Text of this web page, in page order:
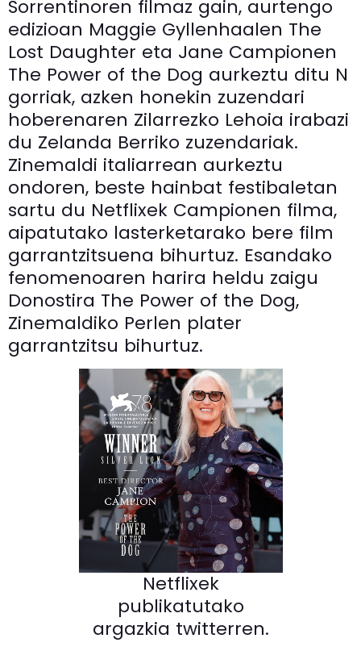
Sorrentinoren filmaz gain, aurtengo
edizioan Maggie Gyllenhaalen The
Lost Daughter eta Jane Campionen
The Power of the Dog aurkeztu ditu N
gorriak, azken honekin zuzendari
hoberenaren Zilarrezko Lehoia irabazi
du Zelanda Berriko zuzendariak.
Zinemaldi italiarrean aurkeztu
ondoren, beste hainbat festibaletan
sartu du Netflixek Campionen filma,
aipatutako lasterketarako bere film
garrantzitsuena bihurtuz. Esandako
fenomenoaren harira heldu zaigu
Donostira The Power of the Dog,
Zinemaldiko Perlen plater
garrantzitsu bihurtuz.
Netflixek
publikatutako
argazkia twitterren.